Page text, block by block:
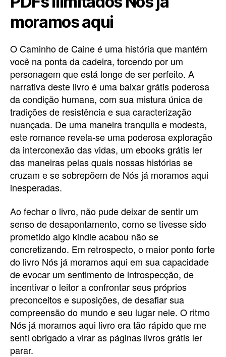
moramos aqui
O Caminho de Caine é uma história que mantém
você na ponta da cadeira, torcendo por um
personagem que está longe de ser perfeito. A
narrativa deste livro é uma baixar grátis poderosa
da condição humana, com sua mistura única de
tradições de resistência e sua caracterização
nuançada. De uma maneira tranquila e modesta,
este romance revela-se uma poderosa exploração
da interconexão das vidas, um ebooks grátis ler
das maneiras pelas quais nossas histórias se
cruzam e se sobrepõem de Nós já moramos aqui
inesperadas.
Ao fechar o livro, não pude deixar de sentir um
senso de desapontamento, como se tivesse sido
prometido algo kindle acabou não se
concretizando. Em retrospecto, o maior ponto forte
do livro Nós já moramos aqui em sua capacidade
de evocar um sentimento de introspecção, de
incentivar o leitor a confrontar seus próprios
preconceitos e suposições, de desafiar sua
compreensão do mundo e seu lugar nele. O ritmo
Nós já moramos aqui livro era tão rápido que me
senti obrigado a virar as páginas livros grátis ler
parar.